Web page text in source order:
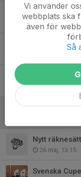
20 jun, 15:47
Fyris Open
3 jun, 13:56
Nytt
26 maj, 13:15
Svenska
Vi använder
webbplats ska
även för
Så